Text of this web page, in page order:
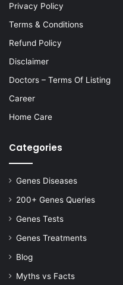
Privacy Policy
Terms & Conditions
Refund Policy
Disclaimer
Doctors – Terms Of Listing
Career
Home Care
Categories
Genes Diseases
200+ Genes Queries
Genes Tests
Genes Treatments
Blog
Myths vs Facts